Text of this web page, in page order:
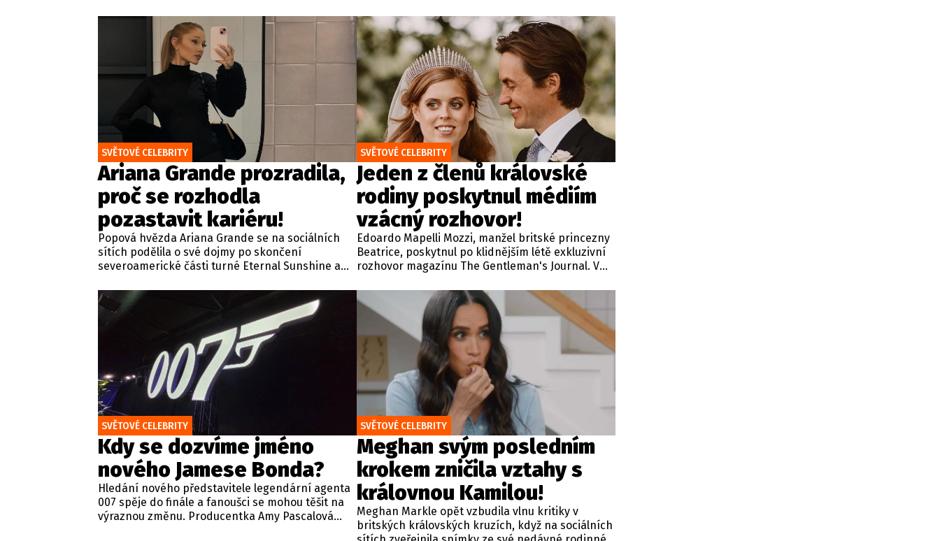
obvodních soudů Knížáka definitivně
rehabilitoval za vazební stíhání v dobách
komunistického režimu.
červencové setkání s britským králem Karlem III.
Zmíněná schůzka v sídle Highgrove House přitom
proběhla ve Velké Británii za přísně tajných
podmínek a pod zámkem utajení.
SVĚTOVÉ CELEBRITY
Ariana Grande prozradila,
proč se rozhodla
pozastavit kariéru!
Popová hvězda Ariana Grande se na sociálních
sítích podělila o své dojmy po skončení
severoamerické části turné Eternal Sunshine a
koncertům v britské metropoli. Zpěvačka své
miliony fanoušků ujistila, že se na blížící se
vystoupení v britské metropoli nesmírně těší a
nemůže se dočkat, až se se svými příznivci opět
SVĚTOVÉ CELEBRITY
Jeden z členů královské
rodiny poskytnul médiím
vzácný rozhovor!
Edoardo Mapelli Mozzi, manžel britské princezny
Beatrice, poskytnul po klidnějším létě exkluzivní
rozhovor magazínu The Gentleman's Journal. V
osobní hodnoty odkryl své soukromí, oblíbené
rituály i pohled na rodinný život.
SVĚTOVÉ CELEBRITY
Kdy se dozvíme jméno
nového Jamese Bonda?
Hledání nového představitele legendární agenta
007 spěje do finále a fanoušci se mohou těšit na
výraznou změnu. Producentka Amy Pascalová
SVĚTOVÉ CELEBRITY
Meghan svým posledním
krokem zničila vztahy s
královnou Kamilou!
Meghan Markle opět vzbudila vlnu kritiky v
britských královských kruzích, když na sociálních